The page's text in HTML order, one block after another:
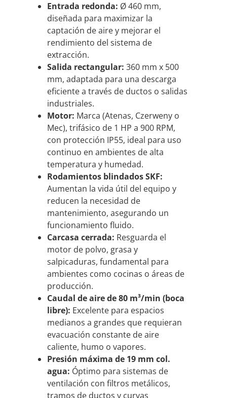
Entrada redonda: Ø 460 mm,
diseñada para maximizar la
captación de aire y mejorar el
rendimiento del sistema de
extracción.
Salida rectangular: 360 mm x 500
mm, adaptada para una descarga
eficiente a través de ductos o salidas
industriales.
Motor: Marca (Atenas, Czerweny o
Mec), trifásico de 1 HP a 900 RPM,
con protección IP55, ideal para uso
continuo en ambientes de alta
temperatura y humedad.
Rodamientos blindados SKF:
Aumentan la vida útil del equipo y
reducen la necesidad de
mantenimiento, asegurando un
funcionamiento fluido.
Carcasa cerrada: Resguarda el
motor de polvo, grasa y
salpicaduras, fundamental para
ambientes como cocinas o áreas de
producción.
Caudal de aire de 80 m³/min (boca
libre): Excelente para espacios
medianos a grandes que requieran
evacuación constante de aire
caliente, humo o vapores.
Presión máxima de 19 mm col.
agua: Óptimo para sistemas de
ventilación con filtros metálicos,
tramos de ductos y curvas